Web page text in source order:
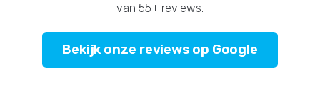
van 55+ reviews.
Bekijk onze reviews op Google